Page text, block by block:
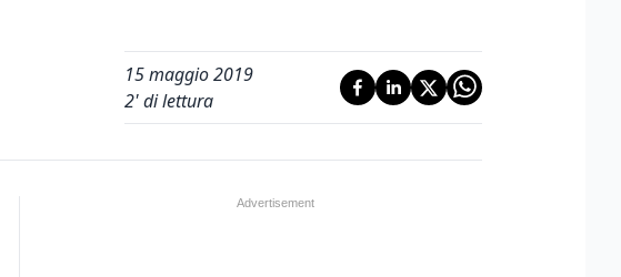
15 maggio 2019
2' di lettura